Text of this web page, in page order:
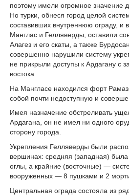
поэтому имели огромное значение
Но турки, обнеся город целой
составивших внутреннюю ограду, и
Манглас и Гелляверды, оставили
Алагез и его скаты, а также
совершенно нарушили систему
не прикрыли доступы к Ардагану с
востока.
На Мангласе находился форт
собой почти недоступную и
Имея назначение обстреливать
Ардагана, он не имел ни одного
сторону города.
Укрепления Гелляверды были
вершинах: средняя (западная)
оглы, а крайние (восточные) —
вооруженных — 8 пушками и 2
Центральная ограда состояла из